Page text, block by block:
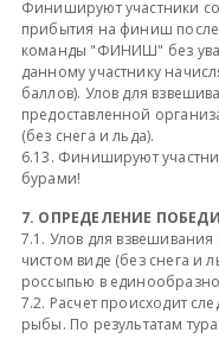
Финишируют участники
прибытия на финиш
команды "ФИНИШ" без
данному участнику
баллов). Улов для
предоставленной
(без снега и льда).
6.13. Финишируют
бурами!
7. ОПРЕДЕЛЕНИЕ
7.1. Улов для
чистом виде (без снега и
россыпью в
7.2. Расчет происходит
рыбы. По результатам